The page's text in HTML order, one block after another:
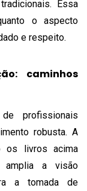
Essa
o aspecto
e respeito.
caminhos
profissionais
robusta. A
os livros acima
amplia a visão
a tomada de